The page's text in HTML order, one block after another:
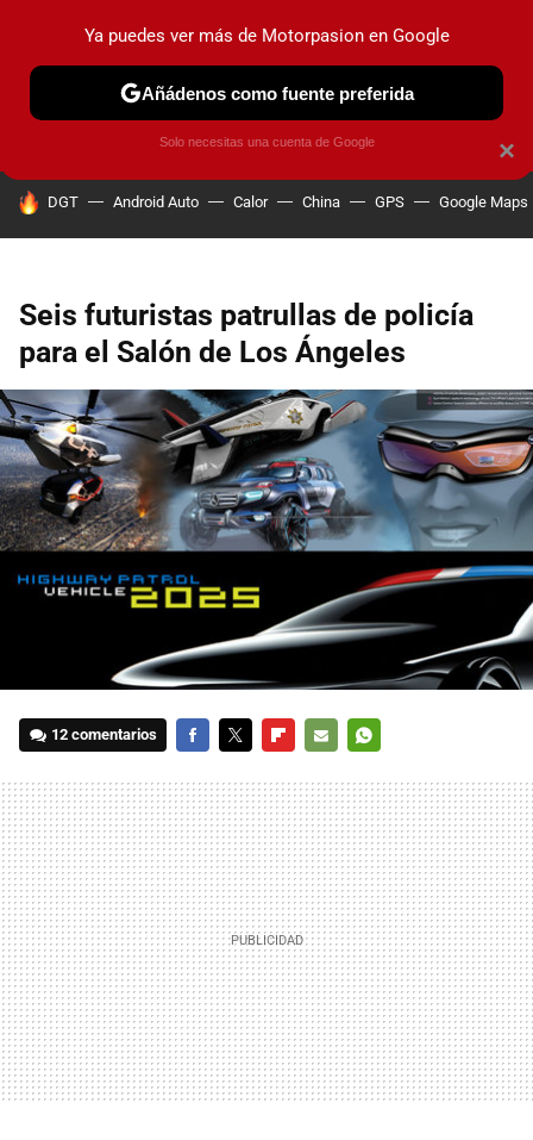
PRUEBAS COCHES ELÉCTRICOS OBSERVATORIO
HOY SE HABLA DE
DGT Android Auto Calor China GPS Google Maps
Seis futuristas patrullas de policía
para el Salón de Los Ángeles
12 comentarios
MAIL
×
Ya puedes ver más de Motorpasion en Google
Añádenos como fuente preferida
Solo necesitas una cuenta de Google